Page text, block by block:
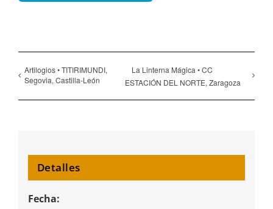
Artilogios • TITIRIMUNDI,
Segovia, Castilla-León
La Linterna Mágica • CC
ESTACIÓN DEL NORTE, Zaragoza
Detalles
Fecha: